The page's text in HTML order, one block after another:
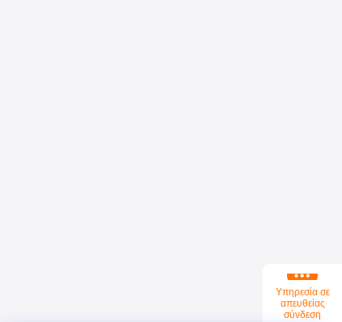
Υπηρεσία σε
απευθείας
σύνδεση